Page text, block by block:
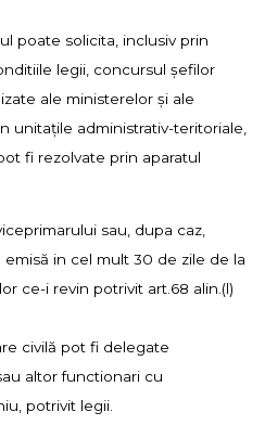
poate solicita, inclusiv prin
legii, concursul şefilor
ale ministerelor şi ale
unitaţile administrativ-teritoriale,
fi rezolvate prin aparatul
sau, dupa caz,
in cel mult 30 de zile de la
ce-i revin potrivit art.68 alin.(l)
civilă pot fi delegate
altor functionari cu
potrivit legii.